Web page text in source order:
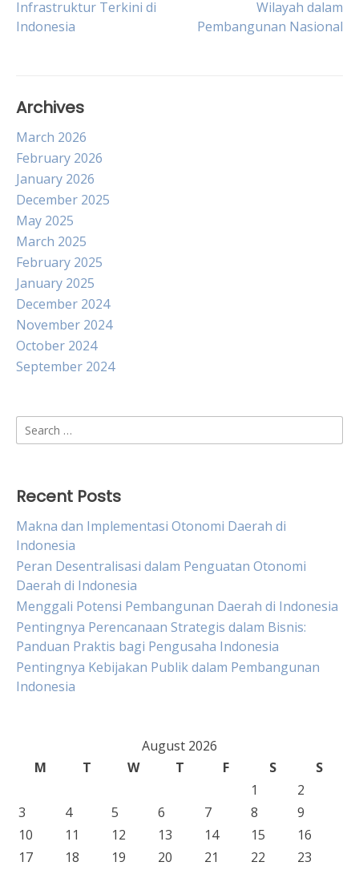
navigation
Infrastruktur Terkini di
Indonesia
Wilayah dalam
Pembangunan Nasional
Archives
March 2026
February 2026
January 2026
December 2025
May 2025
March 2025
February 2025
January 2025
December 2024
November 2024
October 2024
September 2024
Search
for:
Recent Posts
Makna dan Implementasi Otonomi Daerah di
Indonesia
Peran Desentralisasi dalam Penguatan Otonomi
Daerah di Indonesia
Menggali Potensi Pembangunan Daerah di Indonesia
Pentingnya Perencanaan Strategis dalam Bisnis:
Panduan Praktis bagi Pengusaha Indonesia
Pentingnya Kebijakan Publik dalam Pembangunan
Indonesia
August 2026
M
T W T F S
S
1
2
3
4 5 6 7 8
9
10
11 12 13 14 15
16
17
18 19 20 21 22 23